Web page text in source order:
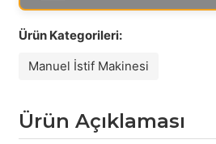
Ürün Kategorileri:
Manuel İstif Makinesi
Ürün Açıklaması